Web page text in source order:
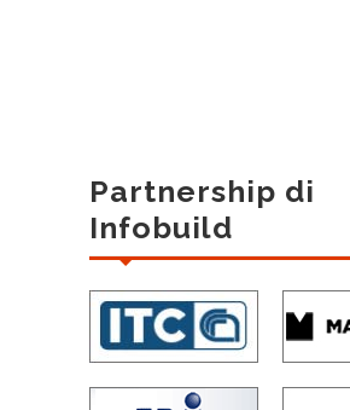
Partnership di
Infobuild